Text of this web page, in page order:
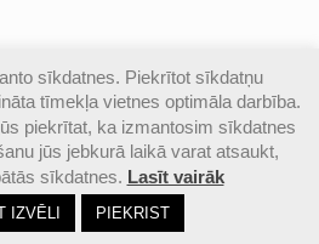
vidusskola | Visas
|Piekļūstamības
sīkdatnes. Piekrītot sīkdatņu
tīmekļa vietnes optimāla darbība.
piekrītat, ka izmantosim sīkdatnes
jūs jebkurā laikā varat atsaukt,
sīkdatnes. Lasīt vairāk
IZVĒLI PIEKRIST
Google